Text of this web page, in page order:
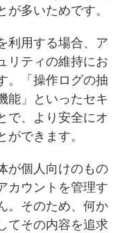
多いためです。
利用する場合、ア
リティの維持にお
。「操作ログの抽
能」といったセキ
で、より安全にオ
できます。
が個人向けのもの
カウントを管理す
。そのため、何か
てその内容を追求